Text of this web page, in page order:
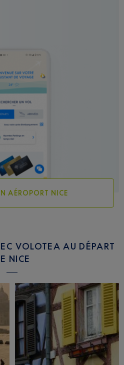
AÉROPORT NICE
VOLOTEA AU DÉPART
NICE